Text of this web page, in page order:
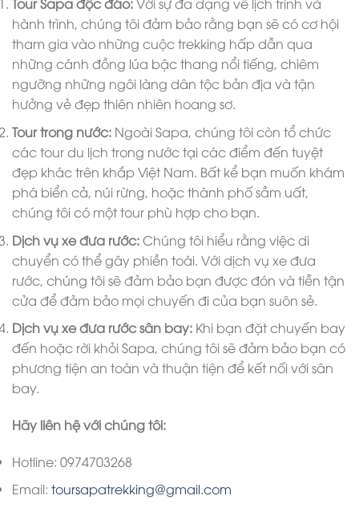
hành trình, chúng tôi đảm bảo rằng bạn sẽ có cơ hội
tham gia vào những cuộc trekking hấp dẫn qua
những cánh đồng lúa bậc thang nổi tiếng, chiêm
ngưỡng những ngôi làng dân tộc bản địa và tận
hưởng vẻ đẹp thiên nhiên hoang sơ.
Tour trong nước: Ngoài Sapa, chúng tôi còn tổ chức
các tour du lịch trong nước tại các điểm đến tuyệt
đẹp khác trên khắp Việt Nam. Bất kể bạn muốn khám
phá biển cả, núi rừng, hoặc thành phố sầm uất,
chúng tôi có một tour phù hợp cho bạn.
Dịch vụ xe đưa rước:Chúng tôi hiểu rằng việc di
chuyển có thể gây phiền toái. Với dịch vụ xe đưa
rước, chúng tôi sẽ đảm bảo bạn được đón và tiễn tận
cửa để đảm bảo mọi chuyến đi của bạn suôn sẻ.
Dịch vụ xe đưa rước sân bay: Khi bạn đặt chuyến bay
đến hoặc rời khỏi Sapa, chúng tôi sẽ đảm bảo bạn có
phương tiện an toàn và thuận tiện để kết nối với sân
bay.
Hãy liên hệ với chúng tôi:
Hotline: 0974703268
Email: toursapatrekking@gmail.com